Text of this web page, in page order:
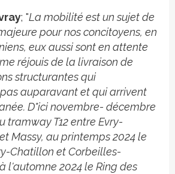
; "La mobilité est un sujet de
pour nos concitoyens, en
eux aussi sont en attente
réjouis de la livraison de
structurantes qui
auparavant et qui arrivent
D"ici novembre- décembre
tramway T12 entre Evry-
Massy, au printemps 2024 le
Chatillon et Corbeilles-
l'automne 2024 le Ring des